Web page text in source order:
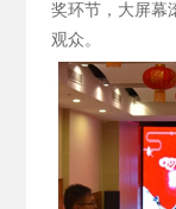
奖环节，大屏幕
观众。